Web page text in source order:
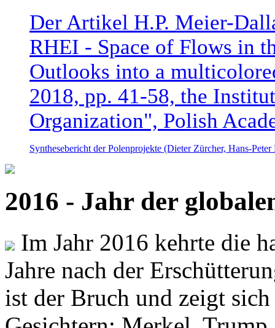
Der Artikel H.P. Meier-
RHEI - Space of Flows in
Outlooks into a
2018, pp. 41-58, the
Organization", Polish
Synthesebericht der Polenprojekte (Dieter Zürcher, Hans-
2016 - Jahr der
Im Jahr 2016 kehrte die
Jahre nach der
ist der Bruch und zeigt